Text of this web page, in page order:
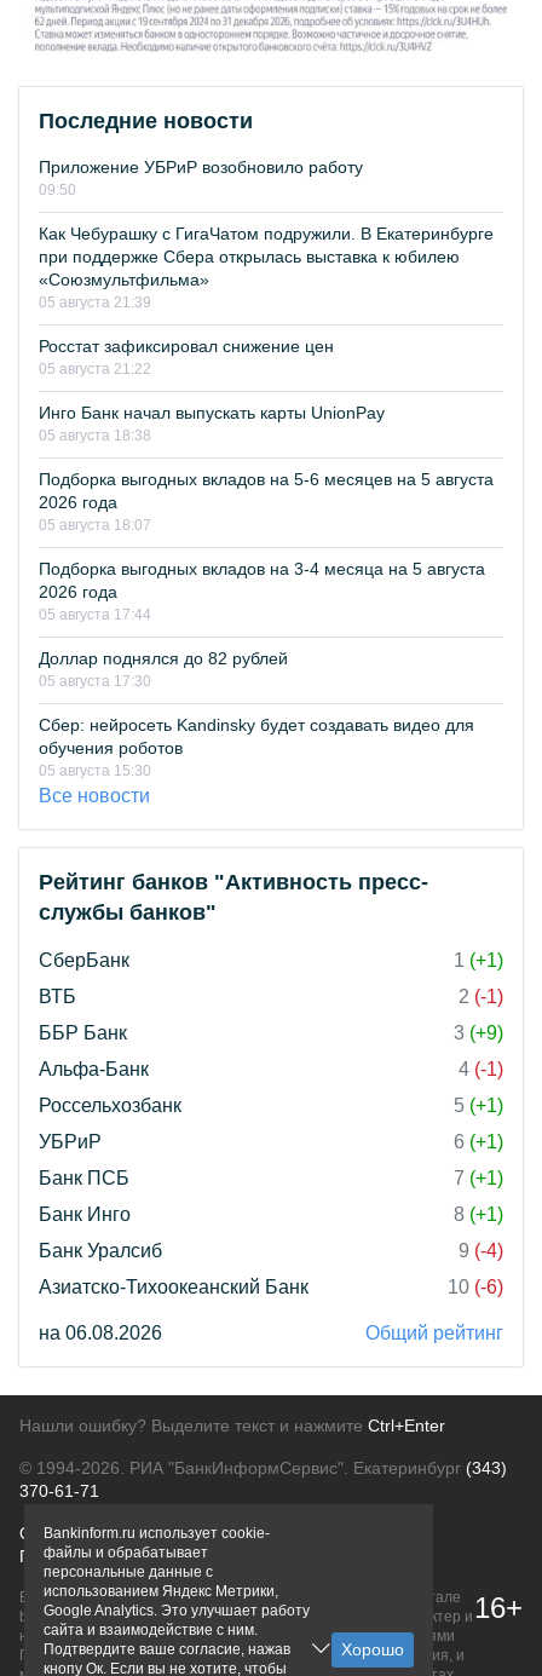
Последние новости
Приложение УБРиР возобновило работу
09:50
Как Чебурашку с ГигаЧатом подружили. В Екатеринбурге
при поддержке Сбера открылась выставка к юбилею
«Союзмультфильма»
05 августа 21:39
Росстат зафиксировал снижение цен
05 августа 21:22
Инго Банк начал выпускать карты UnionPay
05 августа 18:38
Подборка выгодных вкладов на 5-6 месяцев на 5 августа
2026 года
05 августа 18:07
Подборка выгодных вкладов на 3-4 месяца на 5 августа
2026 года
05 августа 17:44
Доллар поднялся до 82 рублей
05 августа 17:30
Сбер: нейросеть Kandinsky будет создавать видео для
обучения роботов
05 августа 15:30
Все новости
Рейтинг банков "Активность пресс-
службы банков"
СберБанк 1 (+1)
ВТБ
2 (-1)
ББР Банк
3 (+9)
Альфа-Банк
4 (-1)
Россельхозбанк
5 (+1)
УБРиР
6 (+1)
Банк ПСБ
7 (+1)
Банк Инго
8 (+1)
Банк Уралсиб
9 (-4)
Азиатско-Тихоокеанский Банк
10 (-6)
на 06.08.2026 Общий рейтинг
Нашли ошибку? Выделите текст и нажмите Ctrl+Enter
© 1994-2026. РИА "БанкИнформСервис". Екатеринбург (343)
370-61-71
О проектеПолитика конфиденциальности
Правовая информацияДля рекламодателей
Вся информация о продуктах банков, размещенная на портале
bankinform.ru, носит исключительно ознакомительный характер и
не является публичной офертой, определяемой положениями
ГК РФ. Информация не содержит точного и полного описания, и
16+
Bankinform.ru использует cookie-
файлы и обрабатывает
персональные данные с
использованием Яндекс Метрики,
Google Analytics. Это улучшает работу
сайта и взаимодействие с ним.
Подтвердите ваше согласие, нажав
кнопу Ок. Если вы не хотите, чтобы